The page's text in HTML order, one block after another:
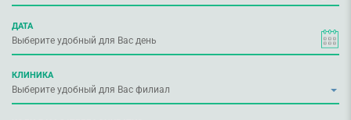
ДАТА
КЛИНИКА